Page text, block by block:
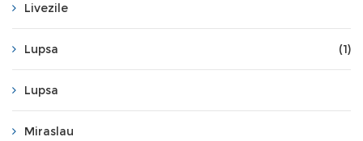
Livezile
Lupsa (1)
Lupsa
Miraslau